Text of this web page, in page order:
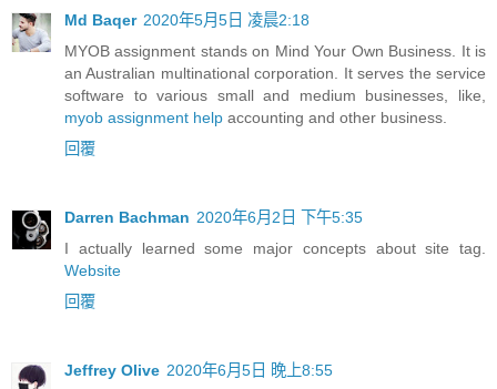
Md Baqer 2020年5月5日 凌晨2:18
MYOB assignment stands on Mind Your Own Business. It is
an Australian multinational corporation. It serves the service
software to various small and medium businesses, like,
myob assignment help accounting and other business.
回覆
Darren Bachman 2020年6月2日 下午5:35
I actually learned some major concepts about site tag.
Website
回覆
Jeffrey Olive 2020年6月5日 晚上8:55